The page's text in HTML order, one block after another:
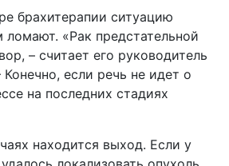
брахитерапии ситуацию
«Рак предстательной
– считает его руководитель
если речь не идет о
на последних стадиях
находится выход. Если у